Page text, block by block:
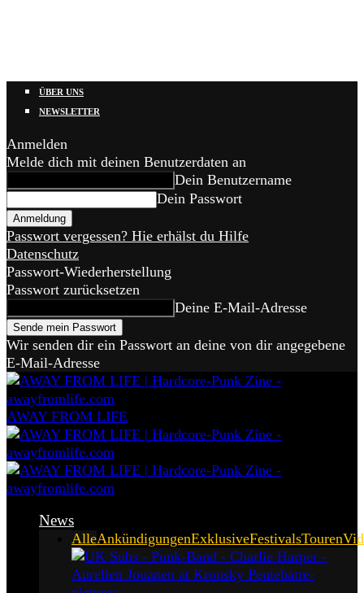
ÜBER UNS
NEWSLETTER
Anmelden
Melde dich mit deinen Benutzerdaten an
Dein Benutzername
Dein Passwort
Passwort vergessen? Hie erhälst du Hilfe
Datenschutz
Passwort-Wiederherstellung
Passwort zurücksetzen
Deine E-Mail-Adresse
Wir senden dir ein Passwort an deine von dir angegebene
E-Mail-Adresse
AWAY FROM LIFE
News
AlleAnkündigungenExklusiveFestivalsTouren